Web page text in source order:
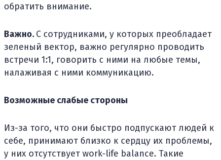
обратить внимание.
Важно. С сотрудниками, у которых преобладает
зеленый вектор, важно регулярно проводить
встречи 1:1, говорить с ними на любые темы,
налаживая с ними коммуникацию.
Возможные слабые стороны
Из-за того, что они быстро подпускают людей к
себе, принимают близко к сердцу их проблемы,
у них отсутствует work-life balance. Такие